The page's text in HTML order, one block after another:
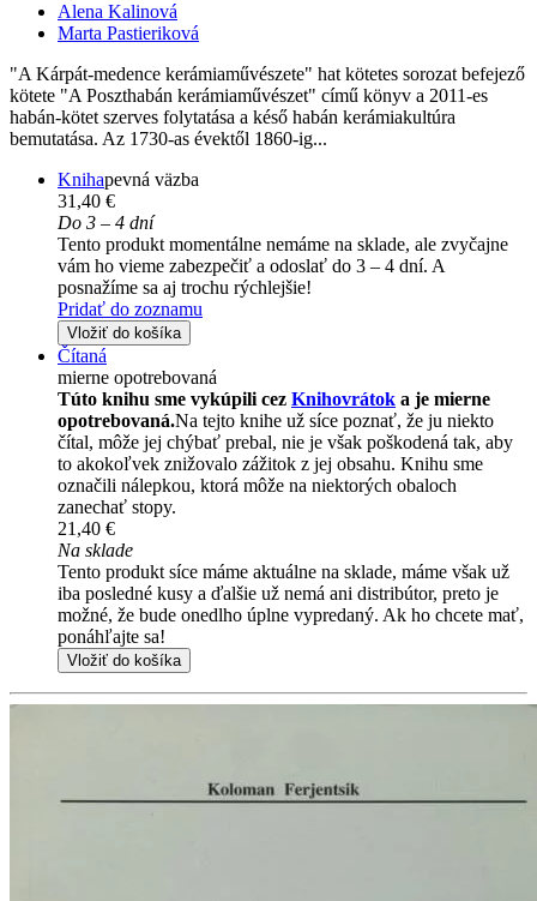
Alena Kalinová
Marta Pastieriková
"A Kárpát-medence kerámiaművészete" hat kötetes sorozat befejező
kötete "A Poszthabán kerámiaművészet" című könyv a 2011-es
habán-kötet szerves folytatása a késő habán kerámiakultúra
bemutatása. Az 1730-as évektől 1860-ig...
Knihapevná väzba
31,40 €
Do 3 – 4 dní
Tento produkt momentálne nemáme na sklade, ale zvyčajne
vám ho vieme zabezpečiť a odoslať do 3 – 4 dní. A
posnažíme sa aj trochu rýchlejšie!
Pridať do zoznamu
Vložiť do košíka
Čítaná
mierne opotrebovaná
Túto knihu sme vykúpili cez Knihovrátok a je mierne
opotrebovaná.Na tejto knihe už síce poznať, že ju niekto
čítal, môže jej chýbať prebal, nie je však poškodená tak, aby
to akokoľvek znižovalo zážitok z jej obsahu. Knihu sme
označili nálepkou, ktorá môže na niektorých obaloch
zanechať stopy.
21,40 €
Na sklade
Tento produkt síce máme aktuálne na sklade, máme však už
iba posledné kusy a ďalšie už nemá ani distribútor, preto je
možné, že bude onedlho úplne vypredaný. Ak ho chcete mať,
ponáhľajte sa!
Vložiť do košíka